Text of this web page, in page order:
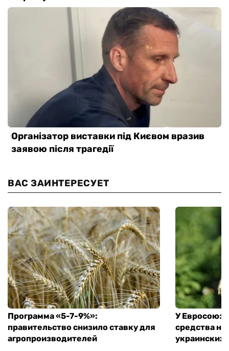
ВАС ЗАИНТЕРЕСУЕТ
Программа «5-7-9%»:
правительство снизило ставку для
агропроизводителей
У
средства